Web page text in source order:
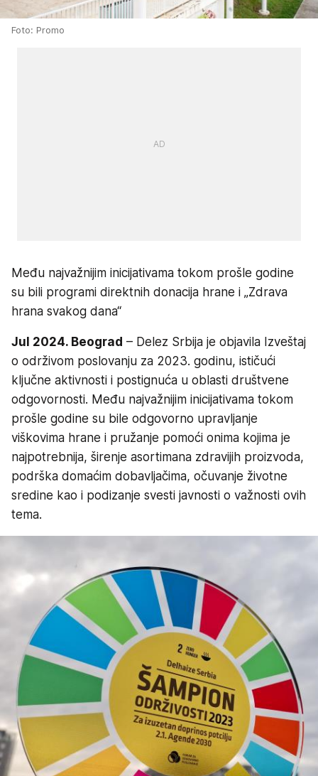
Foto: Promo
Među najvažnijim inicijativama tokom prošle godine
su bili programi direktnih donacija hrane i „Zdrava
hrana svakog dana“
Jul 2024. Beograd – Delez Srbija je objavila Izveštaj
o održivom poslovanju za 2023. godinu, ističući
ključne aktivnosti i postignuća u oblasti društvene
odgovornosti. Među najvažnijim inicijativama tokom
prošle godine su bile odgovorno upravljanje
viškovima hrane i pružanje pomoći onima kojima je
najpotrebnija, širenje asortimana zdravijih proizvoda,
podrška domaćim dobavljačima, očuvanje životne
sredine kao i podizanje svesti javnosti o važnosti ovih
tema.